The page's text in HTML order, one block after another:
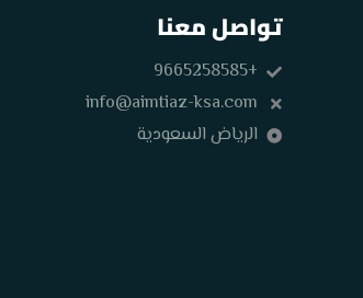
تواصل معنا
+9665258585
info@aimtiaz-ksa.com
الرياض السعودية